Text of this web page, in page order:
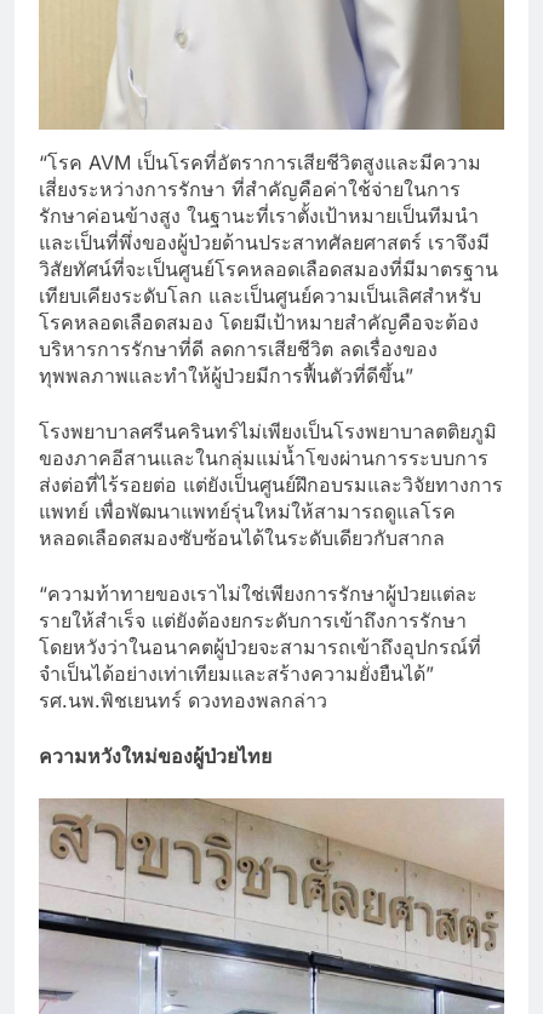
“โรค AVM เป็นโรคที่อัตราการเสียชีวิตสูงและมีความ
เสี่ยงระหว่างการรักษา ที่สำคัญคือค่าใช้จ่ายในการ
รักษาค่อนข้างสูง ในฐานะที่เราตั้งเป้าหมายเป็นทีมนำ
และเป็นที่พึ่งของผู้ป่วยด้านประสาทศัลยศาสตร์ เราจึงมี
วิสัยทัศน์ที่จะเป็นศูนย์โรคหลอดเลือดสมองที่มีมาตรฐาน
เทียบเคียงระดับโลก และเป็นศูนย์ความเป็นเลิศสำหรับ
โรคหลอดเลือดสมอง โดยมีเป้าหมายสำคัญคือจะต้อง
บริหารการรักษาที่ดี ลดการเสียชีวิต ลดเรื่องของ
ทุพพลภาพและทำให้ผู้ป่วยมีการฟื้นตัวที่ดีขึ้น”
โรงพยาบาลศรีนครินทร์ไม่เพียงเป็นโรงพยาบาลตติยภูมิ
ของภาคอีสานและในกลุ่มแม่น้ำโขงผ่านการระบบการ
ส่งต่อที่ไร้รอยต่อ แต่ยังเป็นศูนย์ฝึกอบรมและวิจัยทางการ
แพทย์ เพื่อพัฒนาแพทย์รุ่นใหม่ให้สามารถดูแลโรค
หลอดเลือดสมองซับซ้อนได้ในระดับเดียวกับสากล
“ความท้าทายของเราไม่ใช่เพียงการรักษาผู้ป่วยแต่ละ
รายให้สำเร็จ แต่ยังต้องยกระดับการเข้าถึงการรักษา
โดยหวังว่าในอนาคตผู้ป่วยจะสามารถเข้าถึงอุปกรณ์ที่
จำเป็นได้อย่างเท่าเทียมและสร้างความยั่งยืนได้”
รศ.นพ.พิชเยนทร์ ดวงทองพลกล่าว
ความหวังใหม่ของผู้ป่วยไทย